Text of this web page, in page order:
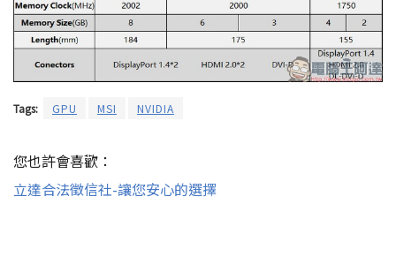
Tags: GPU MSI NVIDIA
您也許會喜歡：
立達合法徵信社-讓您安心的選擇